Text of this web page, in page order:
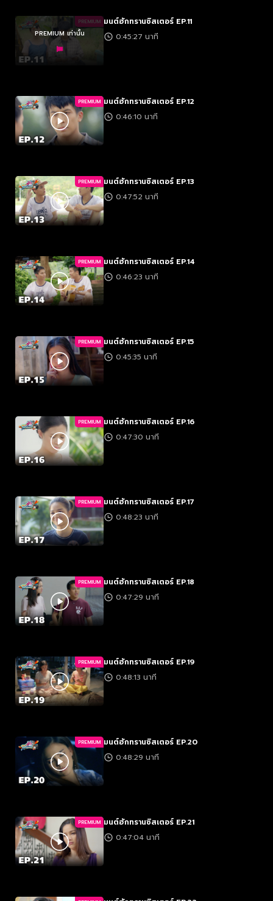
PREMIUM
PREMIUM เท่านั้น
มนต์ฮักทรานซิสเตอร์ EP.11
0:45:27 นาที
PREMIUM มนต์ฮักทรานซิสเตอร์ EP.12
0:46:10 นาที
PREMIUM มนต์ฮักทรานซิสเตอร์ EP.13
0:47:52 นาที
PREMIUM มนต์ฮักทรานซิสเตอร์ EP.14
0:46:23 นาที
PREMIUM มนต์ฮักทรานซิสเตอร์ EP.15
0:45:35 นาที
PREMIUM มนต์ฮักทรานซิสเตอร์ EP.16
0:47:30 นาที
PREMIUM มนต์ฮักทรานซิสเตอร์ EP.17
0:48:23 นาที
PREMIUM มนต์ฮักทรานซิสเตอร์ EP.18
0:47:29 นาที
PREMIUM มนต์ฮักทรานซิสเตอร์ EP.19
0:48:13 นาที
PREMIUM มนต์ฮักทรานซิสเตอร์ EP.20
0:48:29 นาที
PREMIUM มนต์ฮักทรานซิสเตอร์ EP.21
0:47:04 นาที